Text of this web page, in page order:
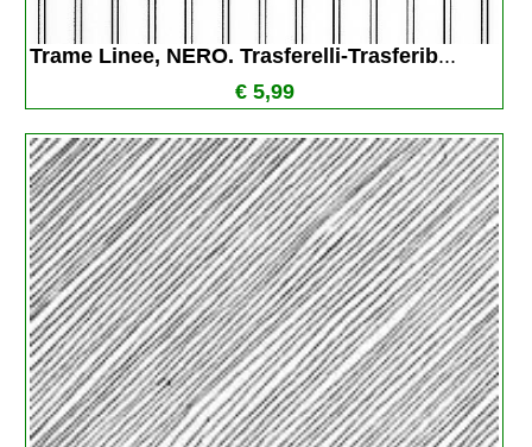
Trame Linee, NERO. Trasferelli-Trasferib...
€ 5,99